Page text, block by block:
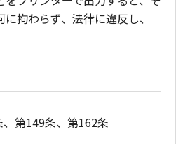
拘わらず、法律に違反し、
第149条、第162条